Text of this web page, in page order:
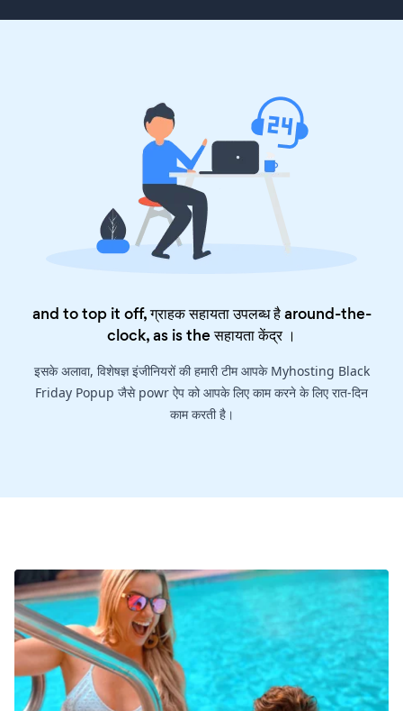
and to top it off, ग्राहक सहायता उपलब्ध है around-the-
clock, as is theसहायता केंद्र।
इसके अलावा, विशेषज्ञ इंजीनियरों की हमारी टीम आपके Myhosting Black
Friday Popup जैसे powr ऐप को आपके लिए काम करने के लिए रात-दिन
काम करती है।